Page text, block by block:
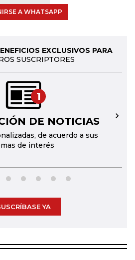
A WHATSAPP
EXCLUSIVOS PARA
SUSCRIPTORES
1
DE NOTICIAS
de acuerdo a sus
de interés
→
YA